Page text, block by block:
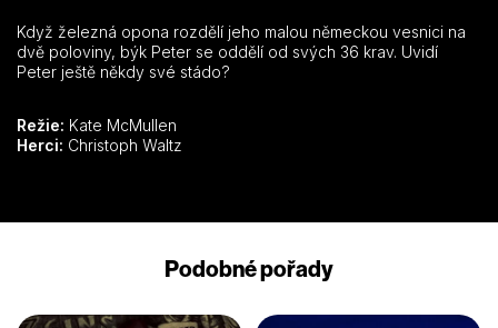
Když železná opona rozdělí jeho malou německou vesnici na
dvě poloviny, býk Peter se oddělí od svých 36 krav. Uvidí
Peter ještě někdy své stádo?
Režie: Kate McMullen
Herci: Christoph Waltz
Podobné pořady